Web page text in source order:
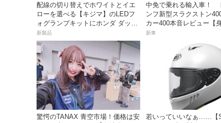
配線の切り替えでホワイトとイエ
ローを選べる【キジマ】のLEDフ
ォグランプキットにホンダ ダック
ス／グロム用が登場
新製品
中免で乗れる輸入車！
ンフ新型スラクストン
カー400本音レビュー【
の足着きは？】
新車
驚愕のTANAX 青空市場！価格は安
若いっていいなぁ……【